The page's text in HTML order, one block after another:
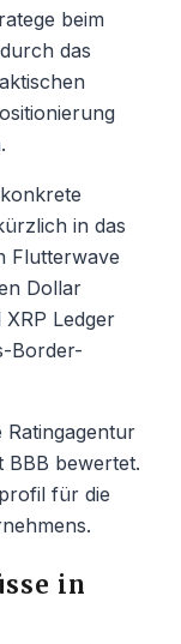
beim
das
in das
Flutterwave
Dollar
Ledger
Border-
Ratingagentur
BBB bewertet.
für die
in